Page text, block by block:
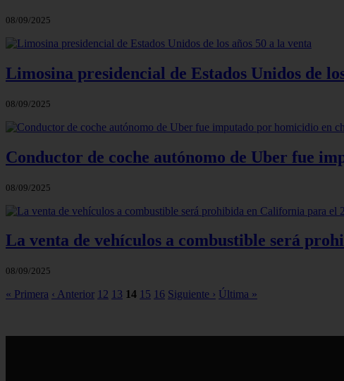
08/09/2025
Limosina presidencial de Estados Unidos de
08/09/2025
Conductor de coche autónomo de Uber fue
08/09/2025
La venta de vehículos a combustible será
08/09/2025
« Primera ‹ Anterior 12 13 14 15 16 Siguiente › Última »